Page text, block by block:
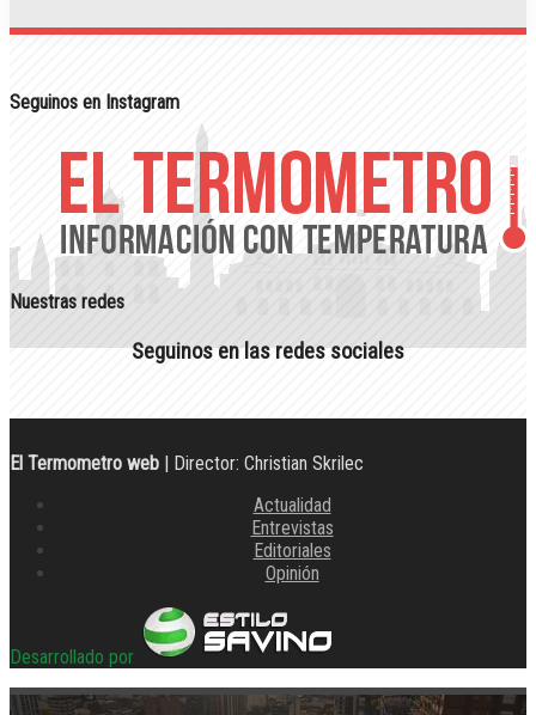
Seguinos en Instagram
Nuestras redes
Seguinos en las redes sociales
El Termometro web | Director: Christian Skrilec
Actualidad
Entrevistas
Editoriales
Opinión
Desarrollado por